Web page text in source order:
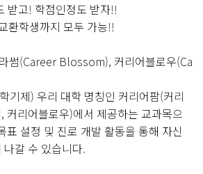
받고! 학점인정도 받자!!
환학생까지 모두 가능!!
썸(Career Blossom), 커리어블로우(Ca
기제) 우리 대학 명칭인 커리어팜(커리
커리어블로우)에서 제공하는 교과목으
표 설정 및 진로 개발 활동을 통해 자신
갈 수 있습니다.